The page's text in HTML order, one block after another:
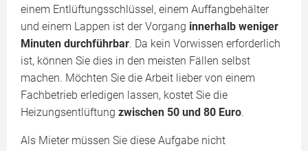
einem Entlüftungsschlüssel, einem Auffangbehälter
und einem Lappen ist der Vorgang innerhalb weniger
Minuten durchführbar. Da kein Vorwissen erforderlich
ist, können Sie dies in den meisten Fällen selbst
machen. Möchten Sie die Arbeit lieber von einem
Fachbetrieb erledigen lassen, kostet Sie die
Heizungsentlüftung zwischen 50 und 80 Euro.
Als Mieter müssen Sie diese Aufgabe nicht